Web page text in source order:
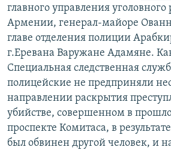
главного управления
Армении, генерал-майоре
главе отделения полиции
г.Еревана Варужане Адамяне.
Специальная следственная
полицейские не предприняли
направлении раскрытия
убийстве, совершенном в
проспекте Комитаса, в
был обвинен другой человек, и